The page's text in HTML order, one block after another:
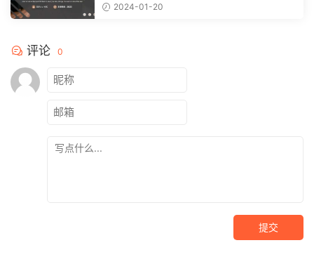
2024-01-20
评论 0
提交